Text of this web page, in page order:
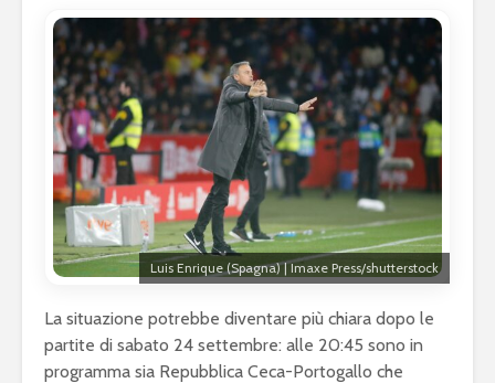
Luis Enrique (Spagna) | Imaxe Press/shutterstock
La situazione potrebbe diventare più chiara dopo le
partite di sabato 24 settembre: alle 20:45 sono in
programma sia Repubblica Ceca-Portogallo che